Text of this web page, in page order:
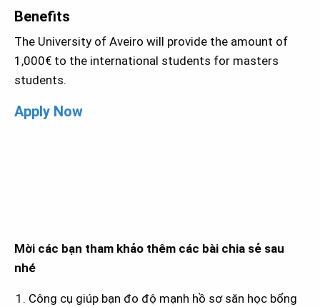
Benefits
The University of Aveiro will provide the amount of
1,000€ to the international students for masters
students.
Apply Now
Mời các bạn tham khảo thêm các bài chia sẻ sau
nhé
Công cụ giúp bạn đo độ mạnh hồ sơ săn học bổng